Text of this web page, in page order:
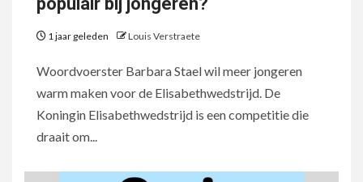
1 jaar geleden Louis Verstraete
Woordvoerster Barbara Stael wil meer jongeren
warm maken voor de Elisabethwedstrijd. De
Koningin Elisabethwedstrijd is een competitie die
draait om...